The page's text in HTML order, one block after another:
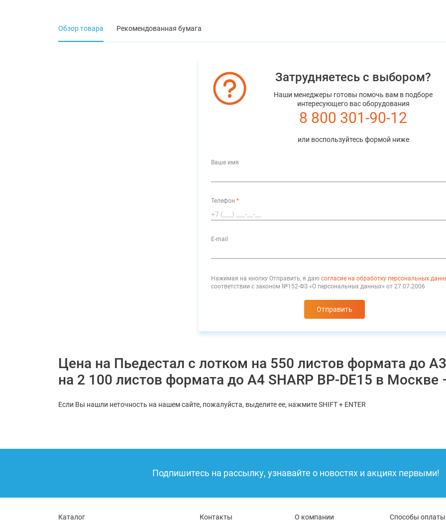
МФУ Sharp BP-60C36EU
МФУ Sharp BP-60C45EU
МФУ Sharp BP-70C31EU
МФУ Sharp BP-70C36EU
МФУ Sharp BP-70C45EU
МФУ Sharp BP-70C55EU
МФУ Sharp BP-50M26EU
МФУ Sharp BP-50M65EU
МФУ Sharp BP-70M55EU
МФУ Sharp BP-51C65EU
МФУ Sharp BP-56C26EU
МФУ Sharp BP-61C31EU
МФУ Sharp BP-61C36EU
МФУ Sharp BP-61C45EU
МФУ Sharp BP-71C36EU
Обзор товара Рекомендованная бумага
Затрудняетесь с выбором?
Наши менеджеры готовы помочь вам в подборе
интересующего вас оборудования
8 800 301-90-12
или воспользуйтесь формой ниже
Ваше имя
Телефон *
E-mail
Нажимая на кнопку Отправить, я даю согласие на обработку персональных
соответствии с законом №152-ФЗ «О персональных данных» от 27.07.2006
Отправить
Цена на Пьедестал с лотком на 550 листов формата до
на 2 100 листов формата до A4 SHARP BP-DE15 в Москве
Если Вы нашли неточность на нашем сайте, пожалуйста, выделите ее, нажмите SHIFT + ENTER
Подпишитесь на рассылку, узнавайте о новостях и акциях первыми!
Каталог Контакты О компании Способы оплаты